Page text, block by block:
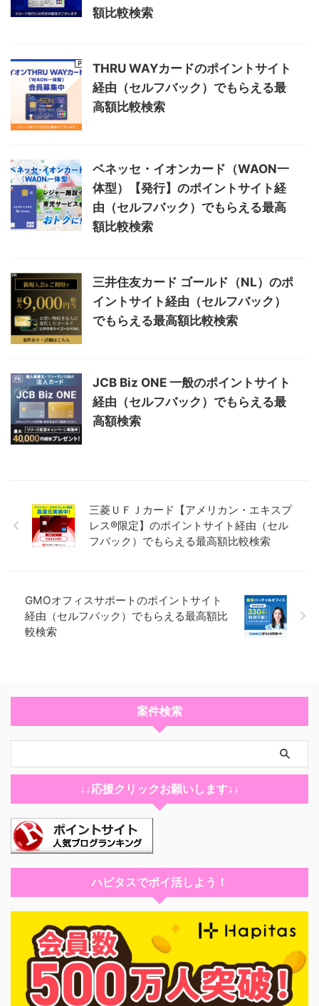
額比較検索
THRU WAYカードのポイントサイト
経由（セルフバック）でもらえる最
高額比較検索
ベネッセ・イオンカード（WAON一
体型）【発行】のポイントサイト経
由（セルフバック）でもらえる最高
額比較検索
三井住友カード ゴールド（NL）のポ
イントサイト経由（セルフバック）
でもらえる最高額比較検索
JCB Biz ONE 一般のポイントサイト
経由（セルフバック）でもらえる最
高額検索
三菱ＵＦＪカード【アメリカン・エキスプ
レス®限定】のポイントサイト経由（セル
フバック）でもらえる最高額比較検索
GMOオフィスサポートのポイントサイト
経由（セルフバック）でもらえる最高額比
較検索
案件検索
↓↓応援クリックお願いします↓↓
ハピタスでポイ活しよう！